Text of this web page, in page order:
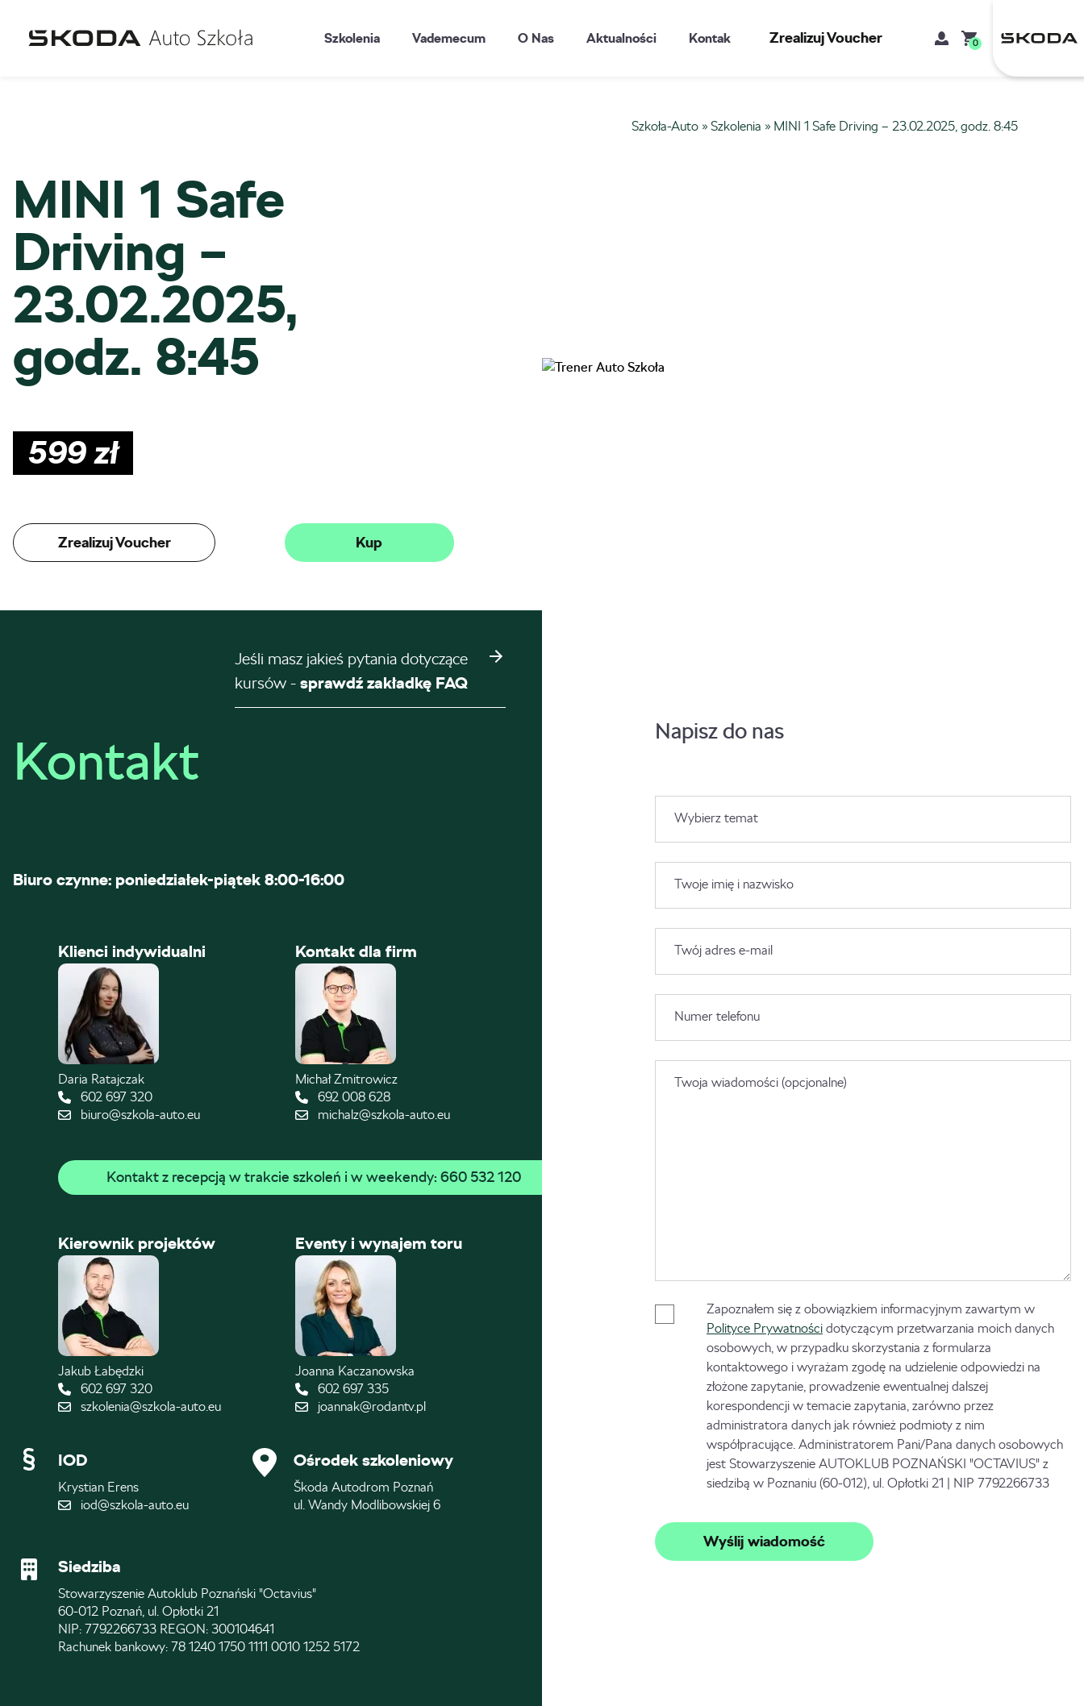
Szkolenia Vademecum O Nas Aktualności Kontakt Zrealizuj Voucher 0
Szkoła-Auto »Szkolenia » MINI 1 Safe Driving – 23.02.2025, godz. 8:45
MINI 1 Safe
Driving –
23.02.2025,
godz. 8:45
599zł
Zrealizuj Voucher Kup
Jeśli masz jakieś pytania dotyczące
kursów - sprawdź zakładkę FAQ
Kontakt
Biuro czynne: poniedziałek-piątek 8:00-16:00
Klienci indywidualni
Daria Ratajczak
602 697 320
biuro@szkola-auto.eu
Kontakt dla firm
Michał Zmitrowicz
692 008 628
michalz@szkola-auto.eu
Kontakt z recepcją w trakcie szkoleń i w weekendy: 660 532 120
Kierownik projektów
Jakub Łabędzki
602 697 320
szkolenia@szkola-auto.eu
Eventy i wynajem toru
Joanna Kaczanowska
602 697 335
joannak@rodantv.pl
IOD
Krystian Erens
iod@szkola-auto.eu
Ośrodek szkoleniowy
Škoda Autodrom Poznań
ul. Wandy Modlibowskiej 6
Siedziba
Stowarzyszenie Autoklub Poznański "Octavius"
60-012 Poznań, ul. Opłotki 21
NIP: 7792266733 REGON: 300104641
Rachunek bankowy: 78 1240 1750 1111 0010 1252 5172
Napisz do nas
Wybierz temat
Twoje imię i nazwisko
Twój adres e-mail
Numer telefonu
Twoja wiadomości (opcjonalne)
Zapoznałem się z obowiązkiem informacyjnym zawartym w
Polityce Prywatnościdotyczącym przetwarzania moich danych
osobowych, w przypadku skorzystania z formularza
kontaktowego i wyrażam zgodę na udzielenie odpowiedzi na
złożone zapytanie, prowadzenie ewentualnej dalszej
korespondencji w temacie zapytania, zarówno przez
administratora danych jak również podmioty z nim
współpracujące. Administratorem Pani/Pana danych osobowych
jest Stowarzyszenie AUTOKLUB POZNAŃSKI "OCTAVIUS" z
siedzibą w Poznaniu (60-012), ul. Opłotki 21 | NIP 7792266733